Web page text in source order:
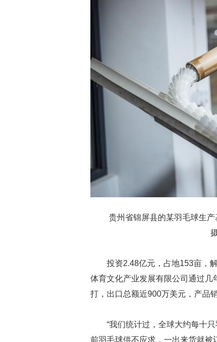
贵州省锦屏县的某羽毛球生
投资2.48亿元，占地153亩，
体育文化产业发展有限公司通过
打，出口总额近900万美元，产品
“我们统计过，全球大约每十
前羽毛球供不应求，一出来货就